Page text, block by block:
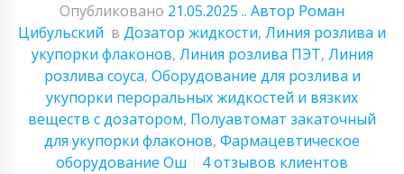
Опубликовано 21.05.2025 .. Автор Роман
Цибульский в Дозатор жидкости, Линия розлива и
укупорки флаконов, Линия розлива ПЭТ, Линия
розлива соуса, Оборудование для розлива и
укупорки пероральных жидкостей и вязких
веществ с дозатором, Полуавтомат закаточный
для укупорки флаконов, Фармацевтическое
оборудование Ош
4 отзывов клиентов